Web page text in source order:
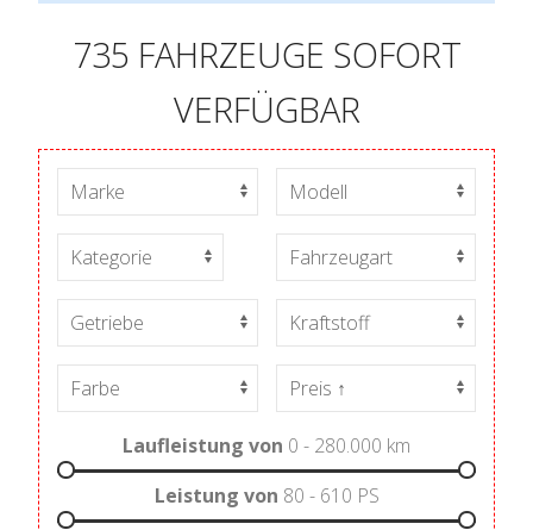
735 FAHRZEUGE SOFORT
VERFÜGBAR
Laufleistung von 0 - 280.000 km
Leistung von 80 - 610 PS